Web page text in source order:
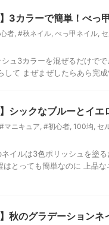
3カラーで簡単！べっ
者, #秋ネイル, べっ甲ネイル,
シュ3カラーを混ぜるだけで
して まぜまぜしたらあら完
シックなブルーとイエ
#マニキュア, #初心者, 100均, セ
イルは3色ポリッシュを塗
とっても簡単なのに 上品
秋のグラデーションネ